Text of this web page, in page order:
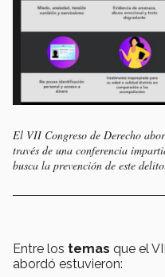
El VII Congreso de Derecho
través de una conferencia
busca la prevención de este delito.
Entre los temas que el
abordó estuvieron: